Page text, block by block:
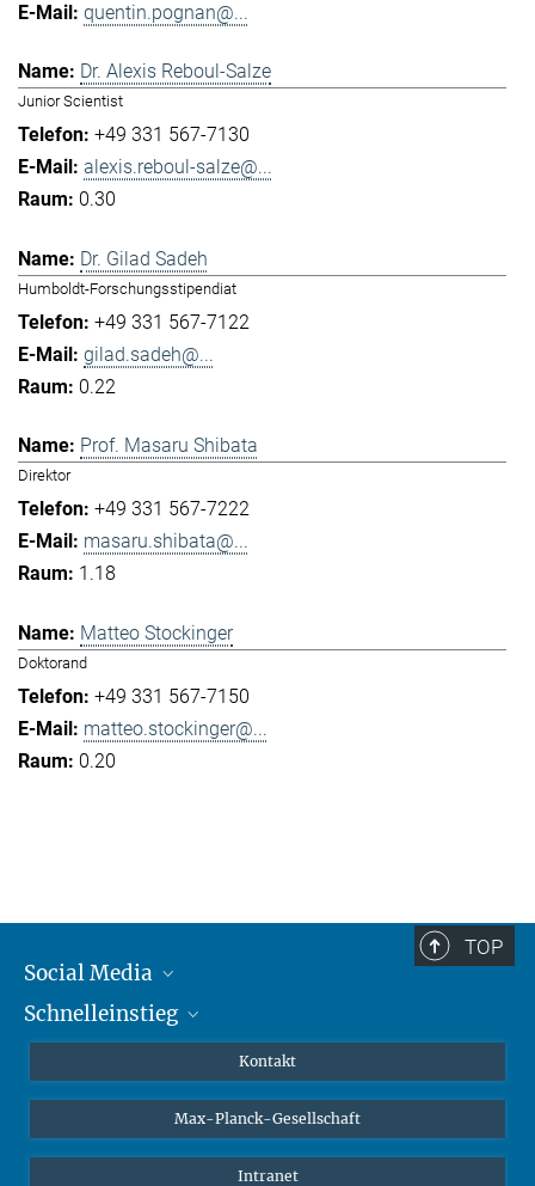
quentin.pognan@...
Dr. Alexis Reboul-Salze
Junior Scientist
+49 331 567-7130
alexis.reboul-salze@...
0.30
Dr. Gilad Sadeh
Humboldt-Forschungsstipendiat
+49 331 567-7122
gilad.sadeh@...
0.22
Prof. Masaru Shibata
Direktor
+49 331 567-7222
masaru.shibata@...
1.18
Matteo Stockinger
Doktorand
+49 331 567-7150
matteo.stockinger@...
0.20
TOP
Social Media
Mastodon
Schnelleinstieg
Schüler*innen
Kontakt
Max-Planck-Gesellschaft
Intranet